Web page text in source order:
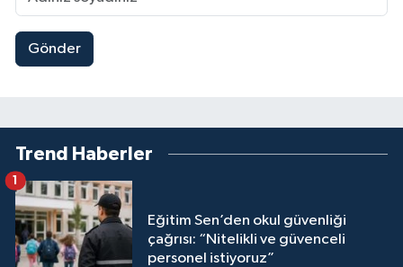
Gönder
Trend Haberler
Eğitim Sen’den okul güvenliği
çağrısı: “Nitelikli ve güvenceli
personel istiyoruz”
1